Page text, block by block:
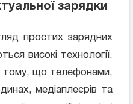
зарядки
простих зарядних
високі технології.
тому, що телефонами,
медіаплеєрів та